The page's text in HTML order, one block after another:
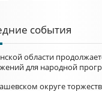
события
области
для народной
округе